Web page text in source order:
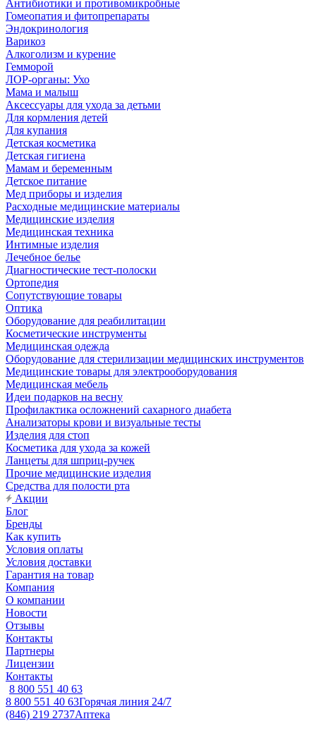
Антибиотики и противомикробные
Гомеопатия и фитопрепараты
Эндокринология
Варикоз
Алкоголизм и курение
Гемморой
ЛОР-органы: Ухо
Мама и малыш
Аксессуары для ухода за детьми
Для кормления детей
Для купания
Детская косметика
Детская гигиена
Мамам и беременным
Детское питание
Мед приборы и изделия
Расходные медицинские материалы
Медицинские изделия
Медицинская техника
Интимные изделия
Лечебное белье
Диагностические тест-полоски
Ортопедия
Сопутствующие товары
Оптика
Оборудование для реабилитации
Косметические инструменты
Медицинская одежда
Оборудование для стерилизации медицинских инструментов
Медицинские товары для электрооборудования
Медицинская мебель
Идеи подарков на весну
Профилактика осложнений сахарного диабета
Анализаторы крови и визуальные тесты
Изделия для стоп
Косметика для ухода за кожей
Ланцеты для шприц-ручек
Прочие медицинские изделия
Средства для полости рта
Акции
Блог
Бренды
Как купить
Условия оплаты
Условия доставки
Гарантия на товар
Компания
О компании
Новости
Отзывы
Контакты
Партнеры
Лицензии
Контакты
8 800 551 40 63
8 800 551 40 63Горячая линия 24/7
(846) 219 2737Аптека